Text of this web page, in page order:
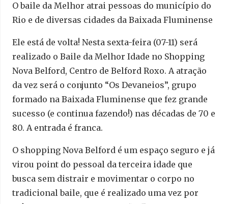
O baile da Melhor atrai pessoas do município do
Rio e de diversas cidades da Baixada Fluminense
Ele está de volta! Nesta sexta-feira (07-11) será
realizado o Baile da Melhor Idade no Shopping
Nova Belford, Centro de Belford Roxo. A atração
da vez será o conjunto “Os Devaneios”, grupo
formado na Baixada Fluminense que fez grande
sucesso (e continua fazendo!) nas décadas de 70 e
80. A entrada é franca.
O shopping Nova Belford é um espaço seguro e já
virou point do pessoal da terceira idade que
busca sem distrair e movimentar o corpo no
tradicional baile, que é realizado uma vez por